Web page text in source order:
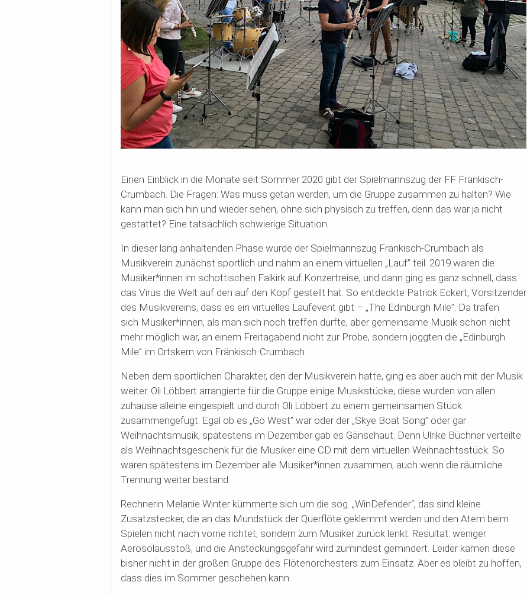
Einen Einblick in die Monate seit Sommer 2020 gibt der Spielmannszug der FF Fränkisch-
Crumbach. Die Fragen: Was muss getan werden, um die Gruppe zusammen zu halten? Wie
kann man sich hin und wieder sehen, ohne sich physisch zu treffen, denn das war ja nicht
gestattet? Eine tatsächlich schwierige Situation.
In dieser lang anhaltenden Phase wurde der Spielmannszug Fränkisch-Crumbach als
Musikverein zunächst sportlich und nahm an einem virtuellen „Lauf” teil. 2019 waren die
Musiker*innen im schottischen Falkirk auf Konzertreise, und dann ging es ganz schnell, dass
das Virus die Welt auf den auf den Kopf gestellt hat. So entdeckte Patrick Eckert, Vorsitzender
des Musikvereins, dass es ein virtuelles Laufevent gibt – „The Edinburgh Mile”. Da trafen
sich Musiker*innen, als man sich noch treffen durfte, aber gemeinsame Musik schon nicht
mehr möglich war, an einem Freitagabend nicht zur Probe, sondern joggten die „Edinburgh
Mile” im Ortskern von Fränkisch-Crumbach.
Neben dem sportlichen Charakter, den der Musikverein hatte, ging es aber auch mit der Musik
weiter. Oli Löbbert arrangierte für die Gruppe einige Musikstücke, diese wurden von allen
zuhause alleine eingespielt und durch Oli Löbbert zu einem gemeinsamen Stück
zusammengefügt. Egal ob es „Go West” war oder der „Skye Boat Song” oder gar
Weihnachtsmusik, spätestens im Dezember gab es Gänsehaut. Denn Ulrike Büchner verteilte
als Weihnachtsgeschenk für die Musiker eine CD mit dem virtuellen Weihnachtsstück. So
waren spätestens im Dezember alle Musiker*innen zusammen, auch wenn die räumliche
Trennung weiter bestand.
Rechnerin Melanie Winter kümmerte sich um die sog. „WinDefender“, das sind kleine
Zusatzstecker, die an das Mundstück der Querflöte geklemmt werden und den Atem beim
Spielen nicht nach vorne richtet, sondern zum Musiker zurück lenkt. Resultat: weniger
Aerosolausstoß, und die Ansteckungsgefahr wird zumindest gemindert. Leider kamen diese
bisher nicht in der großen Gruppe des Flötenorchesters zum Einsatz. Aber es bleibt zu hoffen,
dass dies im Sommer geschehen kann.